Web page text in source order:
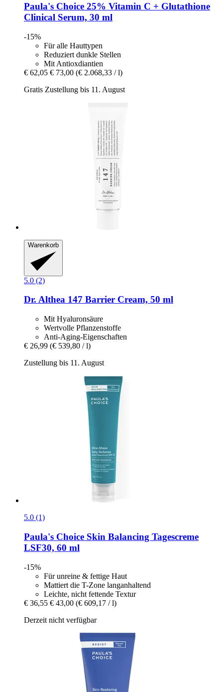
Paula's Choice 25% Vitamin C + Glutathione
Clinical Serum, 30 ml
-15%
Für alle Hauttypen
Reduziert dunkle Stellen
Mit Antioxdiantien
€ 62,05 € 73,00 (€ 2.068,33 / l)
Gratis Zustellung bis 11. August
Warenkorb
5.0 (2)
Dr. Althea 147 Barrier Cream, 50 ml
Mit Hyaluronsäure
Wertvolle Pflanzenstoffe
Anti-Aging-Eigenschaften
€ 26,99 (€ 539,80 / l)
Zustellung bis 11. August
5.0 (1)
Paula's Choice Skin Balancing Tagescreme
LSF30, 60 ml
-15%
Für unreine & fettige Haut
Mattiert die T-Zone langanhaltend
Leichte, nicht fettende Textur
€ 36,55 € 43,00 (€ 609,17 / l)
Derzeit nicht verfügbar